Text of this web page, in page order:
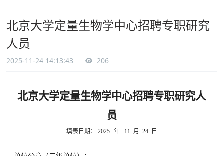
北京大学定量生物学中心招聘专职研究
人员
2025-11-24 14:13:43 206
北京大学定量生物学中心招聘专职研究人
员
填表日期： 2025 年11 月 24 日